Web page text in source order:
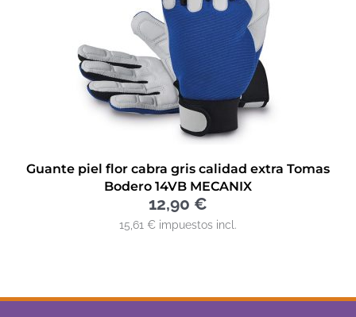
Guante piel flor cabra gris calidad extra Tomas
Bodero 14VB MECANIX
12,90 €
15,61 € impuestos incl.